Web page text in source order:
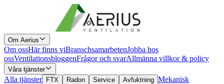
Om Aerius
Om ossHär finns viBranschsamarbetenJobba hos
ossVentilationsbloggenFrågor och svarAllmänna villkor & policy
Våra tjänster
Alla tjänster FTX Radon Service Avfuktning Mekanisk